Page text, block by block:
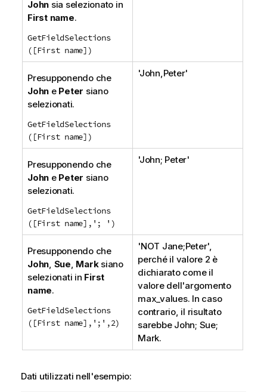
John sia selezionato in
First name.
GetFieldSelections
([First name])
Presupponendo che
John e Peter siano
selezionati.
GetFieldSelections
([First name])
'John,Peter'
Presupponendo che
John e Peter siano
selezionati.
GetFieldSelections
([First name],'; ')
'John; Peter'
Presupponendo che
John, Sue, Marksiano
selezionati in First
name.
GetFieldSelections
([First name],';',2)
'NOT Jane;Peter',
perché il valore 2 è
dichiarato come il
valore dell'argomento
max_values. In caso
contrario, il risultato
sarebbe John; Sue;
Mark.
Dati utilizzati nell'esempio: